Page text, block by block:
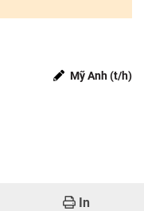
Mỹ Anh (t/h)
In